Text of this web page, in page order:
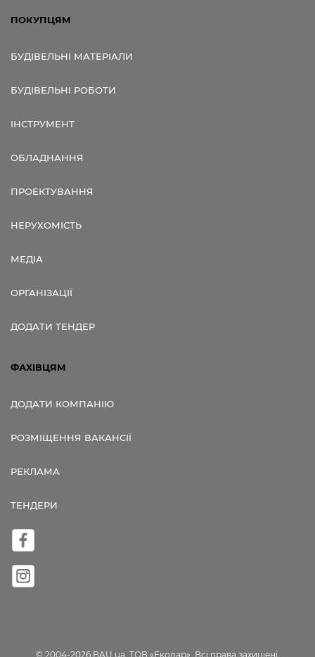
ПОКУПЦЯМ
БУДІВЕЛЬНІ МАТЕРІАЛИ
БУДІВЕЛЬНІ РОБОТИ
ІНСТРУМЕНТ
ОБЛАДНАННЯ
ПРОЕКТУВАННЯ
НЕРУХОМІСТЬ
МЕДІА
ОРГАНІЗАЦІЇ
ДОДАТИ ТЕНДЕР
ФАХІВЦЯМ
ДОДАТИ КОМПАНІЮ
РОЗМІЩЕННЯ ВАКАНСІЇ
РЕКЛАМА
ТЕНДЕРИ
© 2004-2026 BAU.ua, ТОВ «Екодар». Всі права захищені.